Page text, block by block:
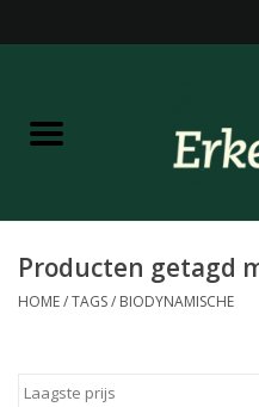
Home
Barneveldse specialiteiten
Producten getagd
HOME/TAGS/ BIODYNAMISCHE